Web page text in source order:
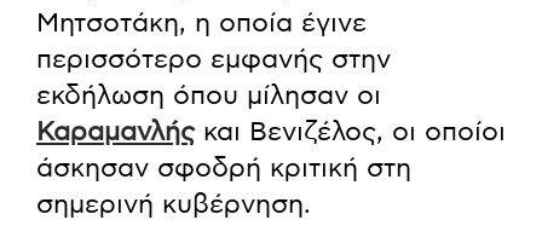
Μητσοτάκη, η οποία έγινε
περισσότερο εμφανής στην
εκδήλωση όπου μίλησαν οι
Καραμανλήςκαι Βενιζέλος, οι οποίοι
άσκησαν σφοδρή κριτική στη
σημερινή κυβέρνηση.